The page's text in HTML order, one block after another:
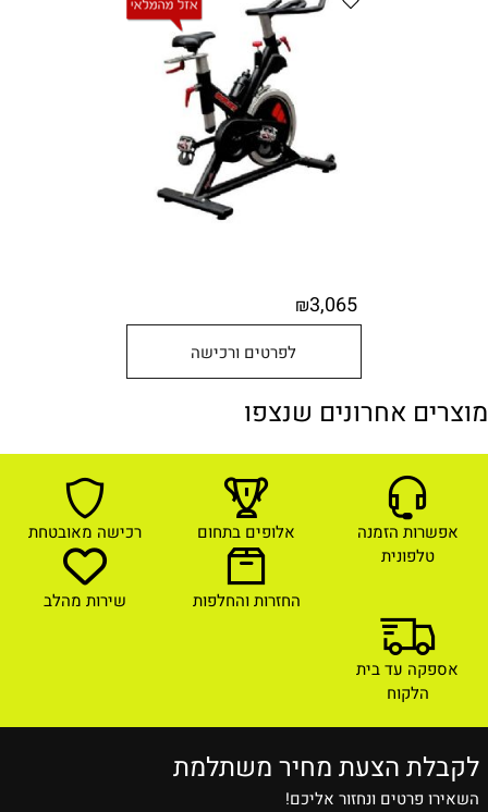
₪3,065
לפרטים ורכישה
מוצרים אחרונים שנצפו
אפשרות הזמנה
טלפונית
אלופים בתחום רכישה מאובטחת
החזרות והחלפות שירות מהלב
אספקה עד בית
הלקוח
לקבלת הצעת מחיר משתלמת
השאירו פרטים ונחזור אליכם!